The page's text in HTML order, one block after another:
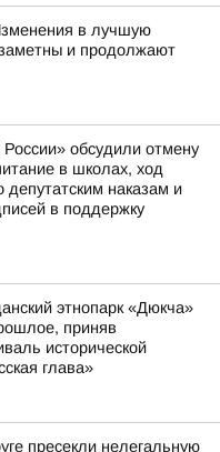
в лучшую
и продолжают
обсудили отмену
в школах, ход
депутатским наказам и
в поддержку
этнопарк «Дюкча»
приняв
исторической
глава»
пресекли нелегальную